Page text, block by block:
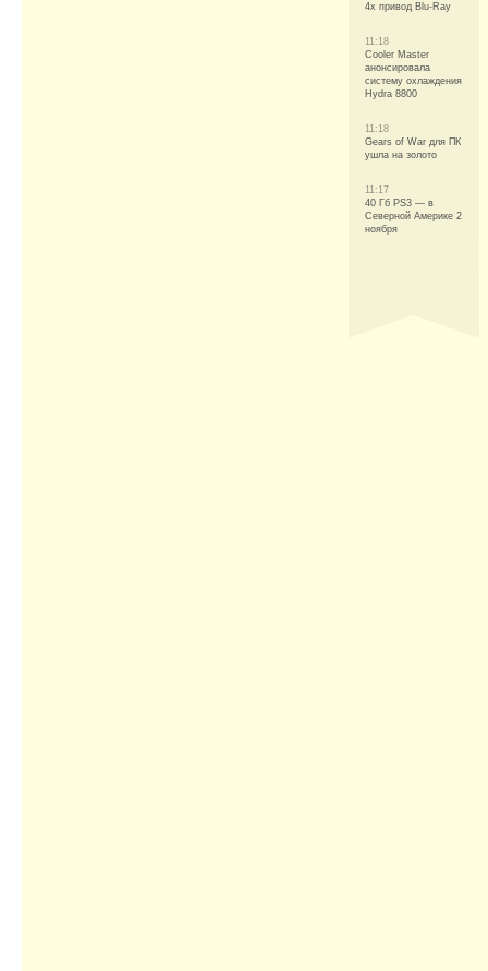
4x привод Blu-Ray
11:18
Cooler Master
анонсировала
систему охлаждения
Hydra 8800
11:18
Gears of War для ПК
ушла на золото
11:17
40 Гб PS3 — в
Северной Америке 2
ноября